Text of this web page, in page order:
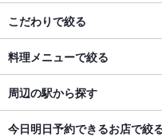
こだわりで絞る
料理メニューで絞る
周辺の駅から探す
今日明日予約できるお店で絞